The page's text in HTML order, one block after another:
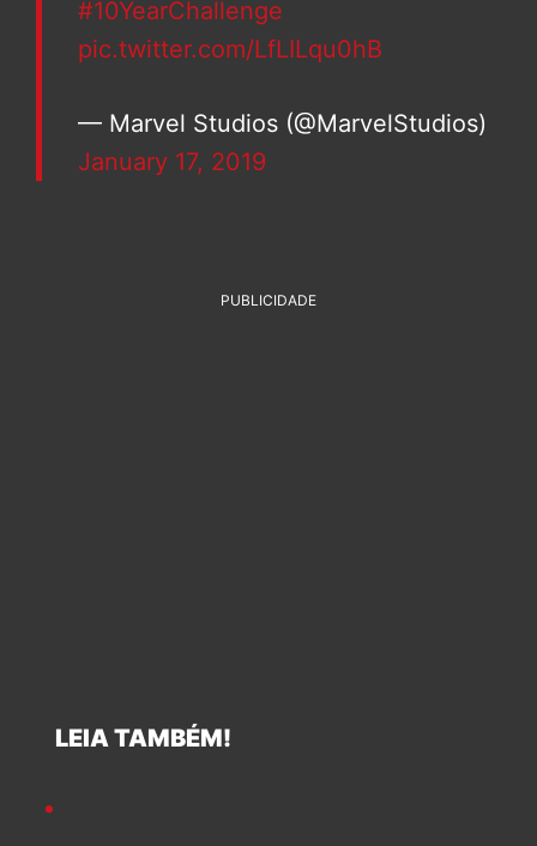
#10YearChallenge
pic.twitter.com/LfLILqu0hB
— Marvel Studios (@MarvelStudios)
January 17, 2019
PUBLICIDADE
LEIA TAMBÉM!